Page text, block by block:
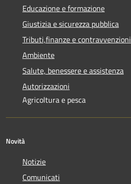
Educazione e formazione
Giustizia e sicurezza pubblica
Tributi,finanze e contravvenzioni
Ambiente
Salute, benessere e assistenza
Autorizzazioni
Agricoltura e pesca
Novità
Notizie
Comunicati